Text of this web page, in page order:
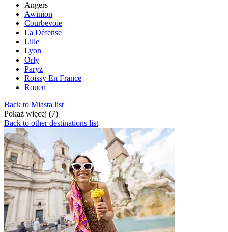
Angers
Awinion
Courbevoie
La Défense
Lille
Lyon
Orly
Paryż
Roissy En France
Rouen
Back to Miasta list
Pokaż więcej (7)
Back to other destinations list